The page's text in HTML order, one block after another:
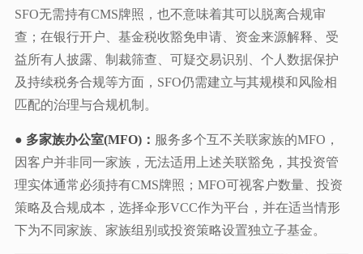
SFO无需持有CMS牌照，也不意味着其可以脱离合规审
查；在银行开户、基金税收豁免申请、资金来源解释、受
益所有人披露、制裁筛查、可疑交易识别、个人数据保护
及持续税务合规等方面，SFO仍需建立与其规模和风险相
匹配的治理与合规机制。
● 多家族办公室(MFO)： 服务多个互不关联家族的MFO，
因客户并非同一家族，无法适用上述关联豁免，其投资管
理实体通常必须持有CMS牌照；MFO可视客户数量、投资
策略及合规成本，选择伞形VCC作为平台，并在适当情形
下为不同家族、家族组别或投资策略设置独立子基金。